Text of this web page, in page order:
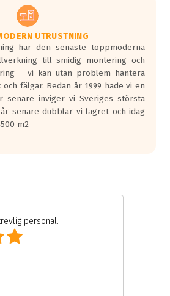
UTRUSTNING
har den senaste toppmoderna
till smidig montering och
- vi kan utan problem hantera
fälgar. Redan år 1999 hade vi en
senare inviger vi Sveriges största
senare dubblar vi lagret och idag
m2
personal.